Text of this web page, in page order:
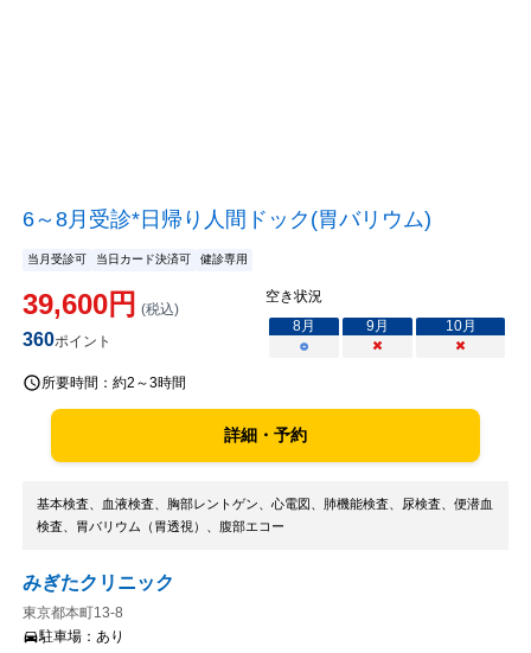
6～8月受診*日帰り人間ドック(胃バリウム)
当月受診可 当日カード決済可 健診専用
39,600円 (税込)
360ポイント
空き状況
8月 9月 10月
○
× ×
所要時間： 約2～3時間
詳細・予約
基本検査、血液検査、胸部レントゲン、心電図、肺機能検査、尿検査、便潜血
検査、胃バリウム（胃透視）、腹部エコー
みぎたクリニック
東京都本町13-8
駐車場： あり